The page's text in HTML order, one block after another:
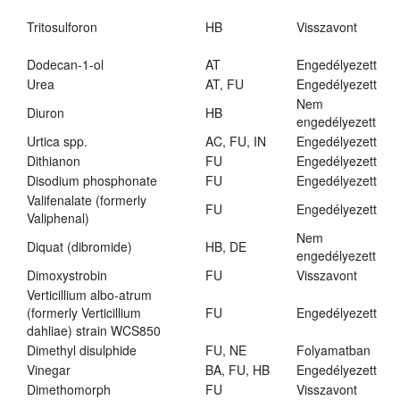
Tritosulforon HB Visszavont
Dodecan-1-ol AT
Engedélyezett
Urea
AT, FU
Engedélyezett
Diuron
HB
Nem
engedélyezett
Urtica spp.
AC, FU, IN
Engedélyezett
Dithianon
FU
Engedélyezett
Disodium phosphonate
FU
Engedélyezett
Valifenalate (formerly
Valiphenal)
FU Engedélyezett
Diquat (dibromide) HB, DE
Nem
engedélyezett
Dimoxystrobin
FU
Visszavont
Verticillium albo-atrum
(formerly Verticillium
dahliae) strain WCS850
FU Engedélyezett
Dimethyl disulphide FU, NE
Folyamatban
Vinegar
BA, FU, HB
Engedélyezett
Dimethomorph
FU
Visszavont